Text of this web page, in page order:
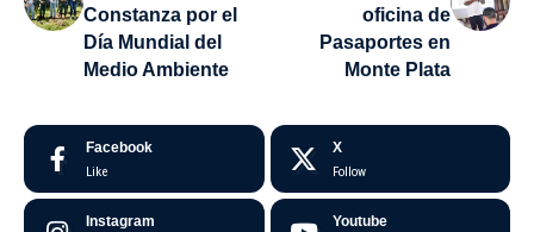
Constanza por el
Día Mundial del
Medio Ambiente
oficina de
Pasaportes en
Monte Plata
Facebook
Like
X
Follow
Instagram Youtube